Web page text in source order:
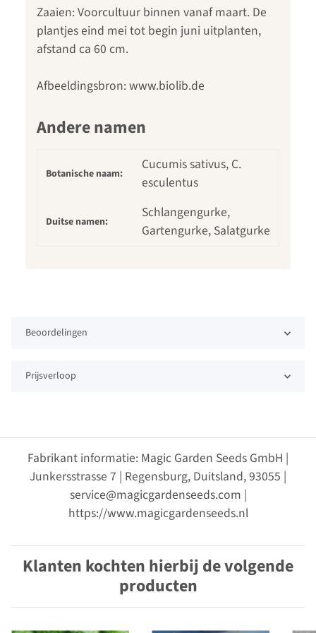
Zaaien: Voorcultuur binnen vanaf maart. De
plantjes eind mei tot begin juni uitplanten,
afstand ca 60 cm.
Afbeeldingsbron: www.biolib.de
Andere namen
Botanische naam:
Cucumis sativus, C.
esculentus
Duitse namen:
Schlangengurke,
Gartengurke, Salatgurke
Beoordelingen
Prijsverloop
Fabrikant informatie: Magic Garden Seeds GmbH |
Junkersstrasse 7 | Regensburg, Duitsland, 93055 |
service@magicgardenseeds.com |
https://www.magicgardenseeds.nl
Klanten kochten hierbij de volgende
producten